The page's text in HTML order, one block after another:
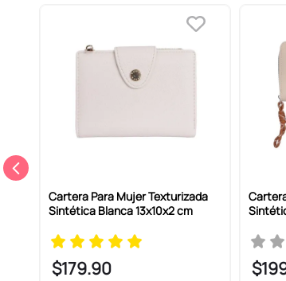
Tu nombre
Cartera Para Mujer Texturizada
Sintética Blanca 13x10x2 cm
$179.90 $